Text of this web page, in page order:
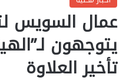
عمال السويس
يتوجهون
تأخير العلاوة